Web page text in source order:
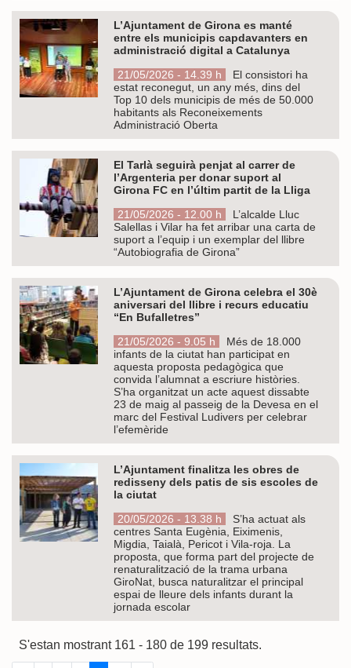
L’Ajuntament de Girona es manté
entre els municipis capdavanters en
administració digital a Catalunya
21/05/2026 - 14.39 h
El consistori ha
estat reconegut, un any més, dins del
Top 10 dels municipis de més de 50.000
habitants als Reconeixements
Administració Oberta
El Tarlà seguirà penjat al carrer de
l’Argenteria per donar suport al
Girona FC en l’últim partit de la Lliga
21/05/2026 - 12.00 h
L’alcalde Lluc
Salellas i Vilar ha fet arribar una carta de
suport a l’equip i un exemplar del llibre
“Autobiografia de Girona”
L’Ajuntament de Girona celebra el 30è
aniversari del llibre i recurs educatiu
“En Bufalletres”
21/05/2026 - 9.05 h
Més de 18.000
infants de la ciutat han participat en
aquesta proposta pedagògica que
convida l’alumnat a escriure històries.
S’ha organitzat un acte aquest dissabte
23 de maig al passeig de la Devesa en el
marc del Festival Ludivers per celebrar
l’efemèride
L’Ajuntament finalitza les obres de
redisseny dels patis de sis escoles de
la ciutat
20/05/2026 - 13.38 h
S’ha actuat als
centres Santa Eugènia, Eiximenis,
Migdia, Taialà, Pericot i Vila-roja. La
proposta, que forma part del projecte de
renaturalització de la trama urbana
GiroNat, busca naturalitzar el principal
espai de lleure dels infants durant la
jornada escolar
S'estan mostrant 161 - 180 de 199 resultats.